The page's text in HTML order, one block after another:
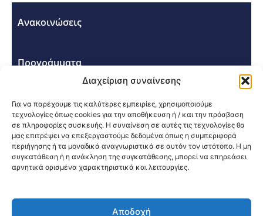
Διαχείριση συναίνεσης
Για να παρέχουμε τις καλύτερες εμπειρίες, χρησιμοποιούμε
τεχνολογίες όπως cookies για την αποθήκευση ή / και την πρόσβαση
σε πληροφορίες συσκευής. Η συναίνεση σε αυτές τις τεχνολογίες θα
μας επιτρέψει να επεξεργαστούμε δεδομένα όπως η συμπεριφορά
περιήγησης ή τα μοναδικά αναγνωριστικά σε αυτόν τον ιστότοπο. Η μη
συγκατάθεση ή η ανάκληση της συγκατάθεσης, μπορεί να επηρεάσει
αρνητικά ορισμένα χαρακτηριστικά και λειτουργίες.
Αποδοχή
Ανακοινώσεις
Προγράμματα
Σεμινάρια - Συνέδρια